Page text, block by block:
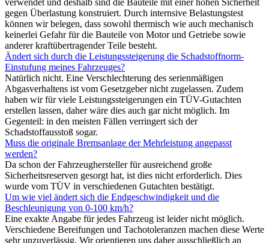
gegen Überlastung konstruiert. Durch internsive Belastungstest
können wir belegen, dass sowohl thermisch wie auch mechanisch
keinerlei Gefahr für die Bauteile von Motor und Getriebe sowie
anderer kraftübertragender Teile besteht.
Ändert sich durch die Leistungssteigerung die Schadstoffnorm-
Einstufung meines Fahrzeuges?
Natürlich nicht. Eine Verschlechterung des serienmäßigen
Abgasverhaltens ist vom Gesetzgeber nicht zugelassen. Zudem
haben wir für viele Leistungssteigerungen ein TÜV-Gutachten
erstellen lassen, daher wäre dies auch gar nicht möglich. Im
Gegenteil: in den meisten Fällen verringert sich der
Schadstoffausstoß sogar.
Muss die originale Bremsanlage der Mehrleistung angepasst
werden?
Da schon der Fahrzeughersteller für ausreichend große
Sicherheitsreserven gesorgt hat, ist dies nicht erforderlich. Dies
wurde vom TÜV in verschiedenen Gutachten bestätigt.
Um wie viel ändert sich die Endgeschwindigkeit und die
Beschleunigung von 0-100 km/h?
Eine exakte Angabe für jedes Fahrzeug ist leider nicht möglich.
Verschiedene Bereifungen und Tachotoleranzen machen diese Werte
sehr unzuverlässig. Wir orientieren uns daher ausschließlich an